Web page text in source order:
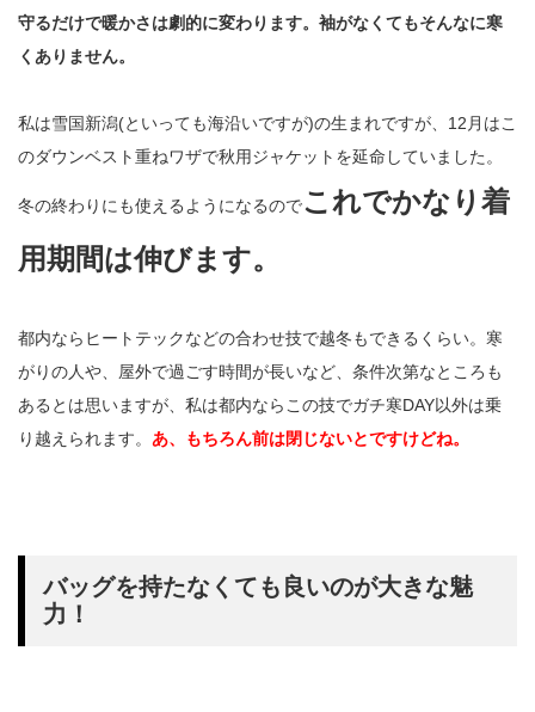
守るだけで暖かさは劇的に変わります。袖がなくてもそんなに寒
くありません。
私は雪国新潟(といっても海沿いですが)の生まれですが、12月はこ
のダウンベスト重ねワザで秋用ジャケットを延命していました。
冬の終わりにも使えるようになるのでこれでかなり着
用期間は伸びます。
都内ならヒートテックなどの合わせ技で越冬もできるくらい。寒
がりの人や、屋外で過ごす時間が長いなど、条件次第なところも
あるとは思いますが、私は都内ならこの技でガチ寒DAY以外は乗
り越えられます。 あ、もちろん前は閉じないとですけどね。
バッグを持たなくても良いのが大きな魅
力！